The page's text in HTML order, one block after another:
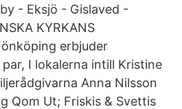
- Eksjö - Gislaved -
KYRKANS
erbjuder
I lokalerna intill Kristine
Anna Nilsson
Qom Ut; Friskis & Svettis